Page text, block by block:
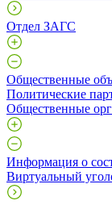
Отдел ЗАГС
Общественные
Политические
Общественные
Информация о
Виртуальный